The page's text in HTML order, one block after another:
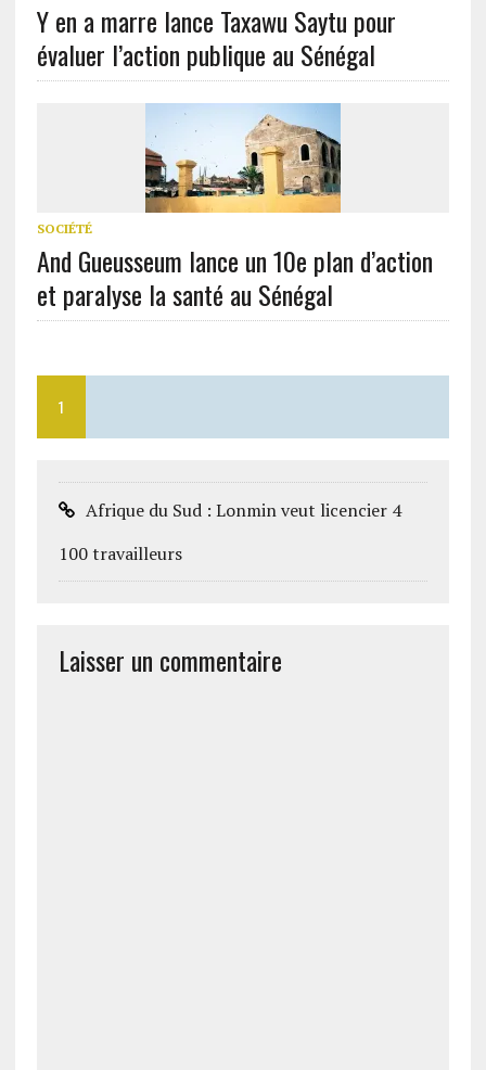
Y en a marre lance Taxawu Saytu pour
évaluer l’action publique au Sénégal
SOCIÉTÉ
And Gueusseum lance un 10e plan d’action
et paralyse la santé au Sénégal
1
Afrique du Sud : Lonmin veut licencier 4
100 travailleurs
Laisser un commentaire